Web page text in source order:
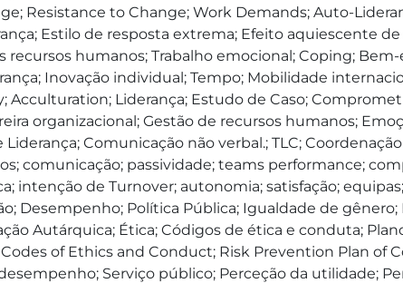
Resistance to Change; Work Demands; Auto-
Estilo de resposta extrema; Efeito aquiescente
humanos; Trabalho emocional; Coping; Bem-
Inovação individual; Tempo; Mobilidade
Liderança; Estudo de Caso;
organizacional; Gestão de recursos humanos;
Comunicação não verbal.; TLC;
comunicação; passividade; teams performance;
intenção de Turnover; autonomia; satisfação;
Desempenho; Política Pública; Igualdade de gênero;
Autárquica; Ética; Códigos de ética e conduta;
of Ethics and Conduct; Risk Prevention Plan of
Serviço público; Perceção da utilidade;